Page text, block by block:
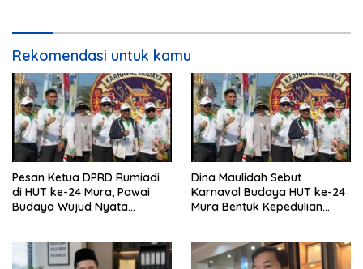
Rekomendasi untuk kamu
Pesan Ketua DPRD Rumiadi
di HUT ke-24 Mura, Pawai
Budaya Wujud Nyata
Dina Maulidah Sebut
Karnaval Budaya HUT ke-24
Mura Bentuk Kepedulian